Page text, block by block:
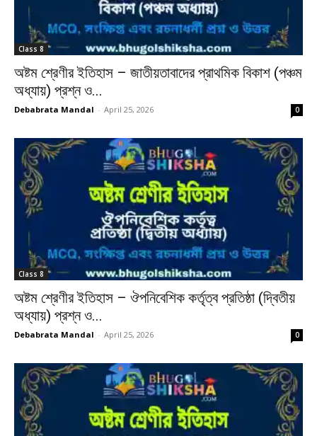
Class 8
অষ্টম শ্রেণীর ইতিহাস – জাতীয়তাবাদের প্রাথমিক বিকাশ (পঞ্চম
অধ্যায়) প্রশ্ন ও...
Debabrata Mandal - April 25, 2026 0
Class 8
অষ্টম শ্রেণীর ইতিহাস – ঔপনিবেশিক কর্তৃত্ব প্রতিষ্ঠা (দ্বিতীয়
অধ্যায়) প্রশ্ন ও...
Debabrata Mandal - April 25, 2026 0